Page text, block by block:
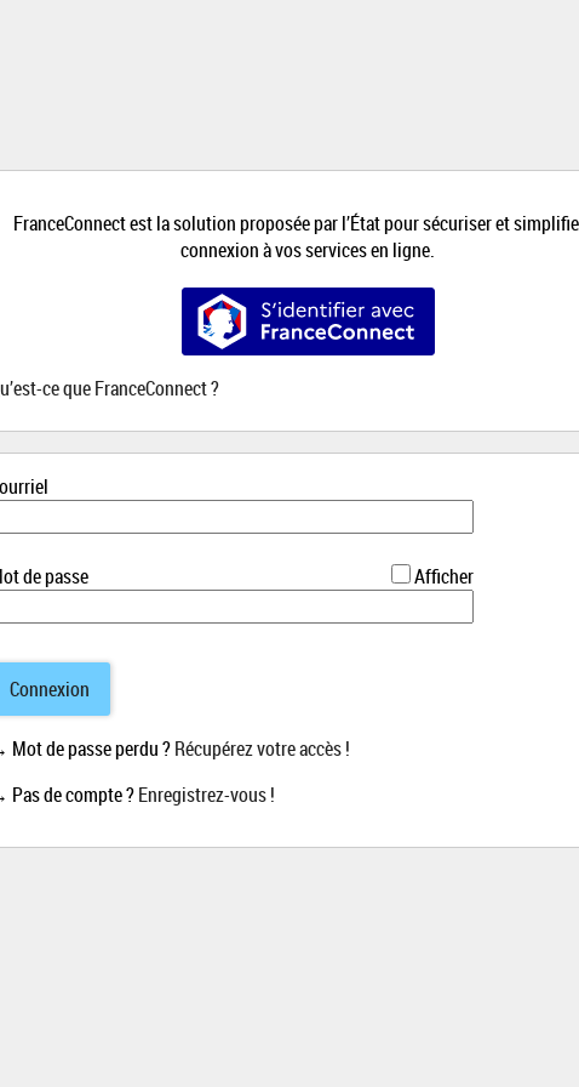
FranceConnect est la solution proposée par l’État pour sécuriser et
connexion à vos services en ligne.
S’identifier avec FranceConnect
ce que FranceConnect ?
de passe Afficher
Connexion
Mot de passe perdu ?Récupérez votre accès !
Pas de compte ?Enregistrez-vous !